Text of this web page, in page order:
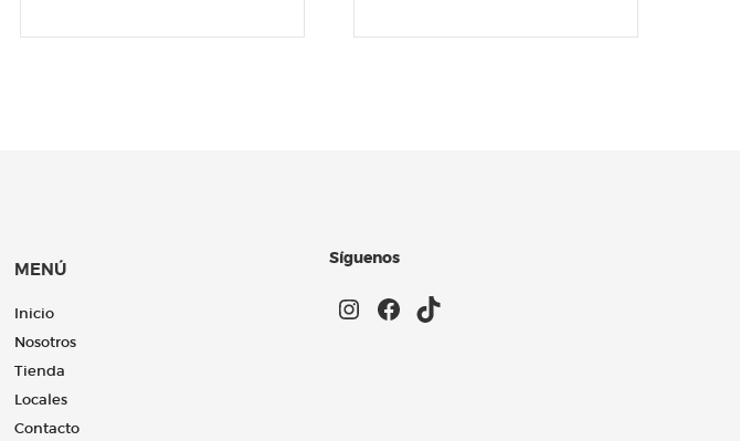
precios:
precios:
MENÚ
Inicio
Nosotros
Tienda
Locales
Contacto
Síguenos
Instagram
Facebook
TikTok